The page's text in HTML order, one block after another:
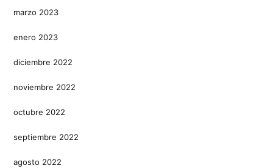
marzo 2023
enero 2023
diciembre 2022
noviembre 2022
octubre 2022
septiembre 2022
agosto 2022